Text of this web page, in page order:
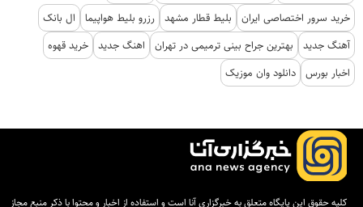
خرید سرور اختصاصی ایران
بلیط قطار مشهد رزرو بلیط هواپیما
ال بانک
آهنگ جدید
بهترین جراح بینی ترمیمی در تهران اهنگ جدید خرید قهوه
اخبار بورس دانلود وان موزیک
کلیه حقوق این پایگاه متعلق به خبرگزاری آنا است و استفاده از اخبار و محتوا با ذکر منبع مجاز